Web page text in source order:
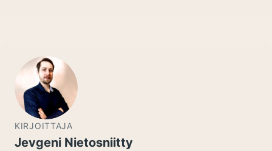
KIRJOITTAJA
Jevgeni Nietosniitty